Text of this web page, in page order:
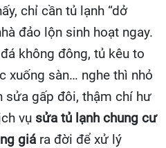
chỉ cần tủ lạnh “dở
đảo lộn sinh hoạt ngay.
không đông, tủ kêu to
xuống sàn… nghe thì nhỏ
sửa gấp đôi, thậm chí hư
vụ sửa tủ lạnh chung cư
giá ra đời để xử lý